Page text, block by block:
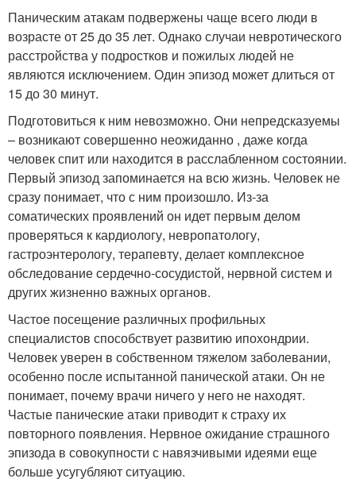
Паническим атакам подвержены чаще всего люди в
возрасте от 25 до 35 лет. Однако случаи невротического
расстройства у подростков и пожилых людей не
являются исключением. Один эпизод может длиться от
15 до 30 минут.
Подготовиться к ним невозможно. Они непредсказуемы
– возникают совершенно неожиданно , даже когда
человек спит или находится в расслабленном состоянии.
Первый эпизод запоминается на всю жизнь. Человек не
сразу понимает, что с ним произошло. Из-за
соматических проявлений он идет первым делом
проверяться к кардиологу, невропатологу,
гастроэнтерологу, терапевту, делает комплексное
обследование сердечно-сосудистой, нервной систем и
других жизненно важных органов.
Частое посещение различных профильных
специалистов способствует развитию ипохондрии.
Человек уверен в собственном тяжелом заболевании,
особенно после испытанной панической атаки. Он не
понимает, почему врачи ничего у него не находят.
Частые панические атаки приводит к страху их
повторного появления. Нервное ожидание страшного
эпизода в совокупности с навязчивыми идеями еще
больше усугубляют ситуацию.